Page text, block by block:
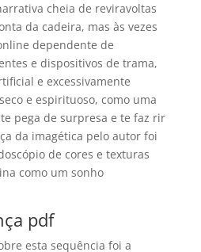
cheia de reviravoltas
da cadeira, mas às vezes
dependente de
e dispositivos de trama,
e excessivamente
e espirituoso, como uma
pega de surpresa e te faz rir
da imagética pelo autor foi
de cores e texturas
como um sonho
pdf
esta sequência foi a